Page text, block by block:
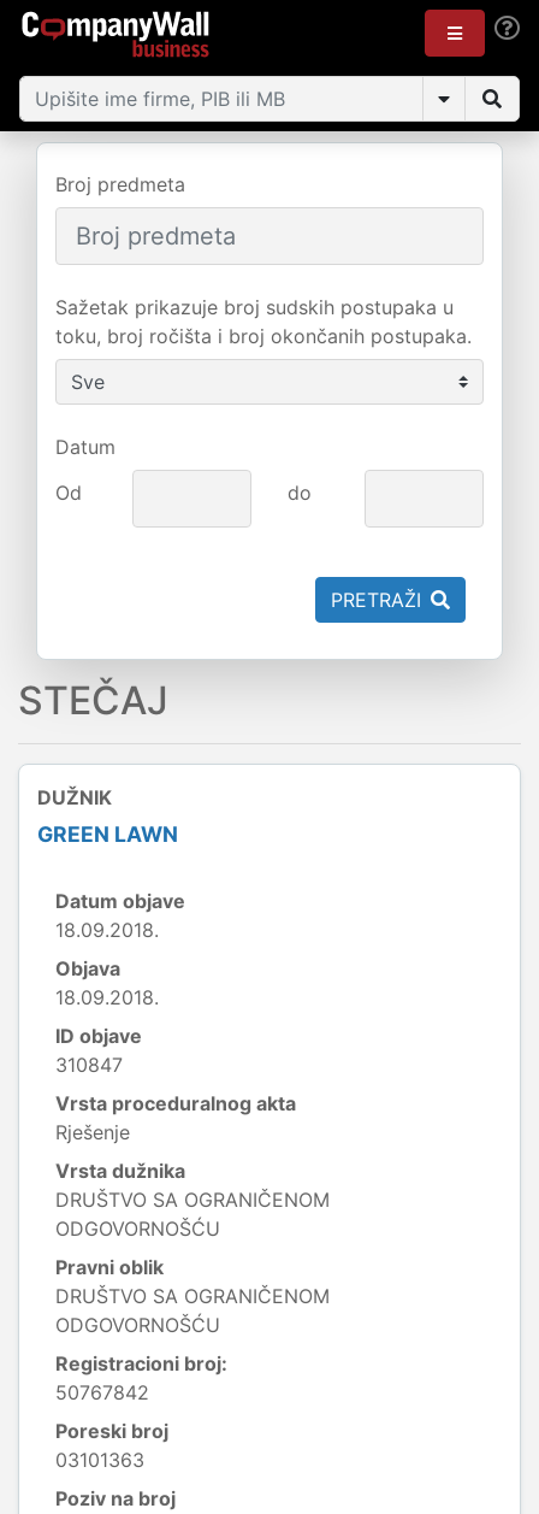
Broj predmeta
Sažetak prikazuje broj sudskih postupaka u
toku, broj ročišta i broj okončanih postupaka.
Datum
Od
do
PRETRAŽI
STEČAJ
DUŽNIK
GREEN LAWN
Datum objave
18.09.2018.
Objava
18.09.2018.
ID objave
310847
Vrsta proceduralnog akta
Rješenje
Vrsta dužnika
DRUŠTVO SA OGRANIČENOM
ODGOVORNOŠĆU
Pravni oblik
DRUŠTVO SA OGRANIČENOM
ODGOVORNOŠĆU
Registracioni broj:
50767842
Poreski broj
03101363
Poziv na broj